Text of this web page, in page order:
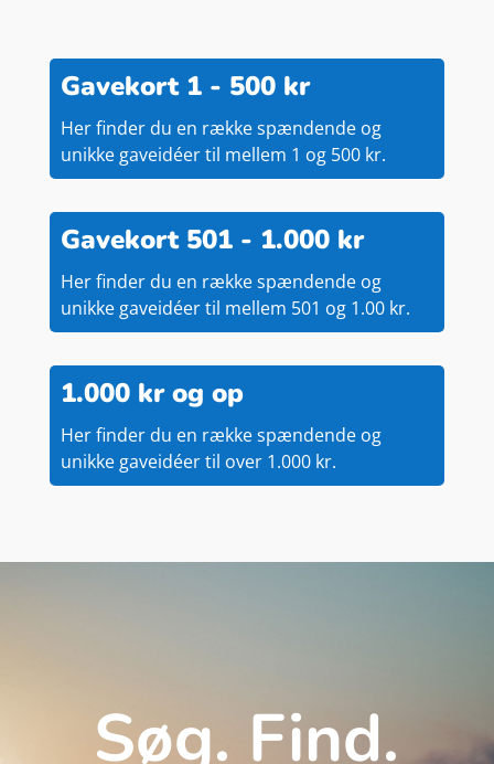
Gavekort 1 - 500 kr
Her finder du en række spændende og
unikke gaveidéer til mellem 1 og 500 kr.
Gavekort 501 - 1.000 kr
Her finder du en række spændende og
unikke gaveidéer til mellem 501 og 1.00 kr.
1.000 kr og op
Her finder du en række spændende og
unikke gaveidéer til over 1.000 kr.
Søg. Find.